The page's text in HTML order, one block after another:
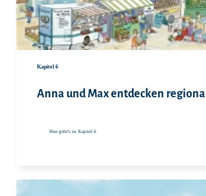
Kapitel 6
Anna und Max entdecken
Hier geht's zu Kapitel 6